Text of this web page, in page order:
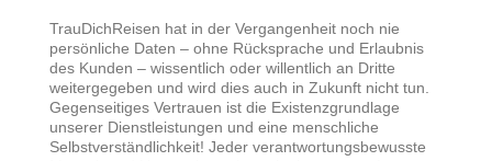
TrauDichReisen hat in der Vergangenheit noch nie
persönliche Daten – ohne Rücksprache und Erlaubnis
des Kunden – wissentlich oder willentlich an Dritte
weitergegeben und wird dies auch in Zukunft nicht tun.
Gegenseitiges Vertrauen ist die Existenzgrundlage
unserer Dienstleistungen und eine menschliche
Selbstverständlichkeit! Jeder verantwortungsbewusste